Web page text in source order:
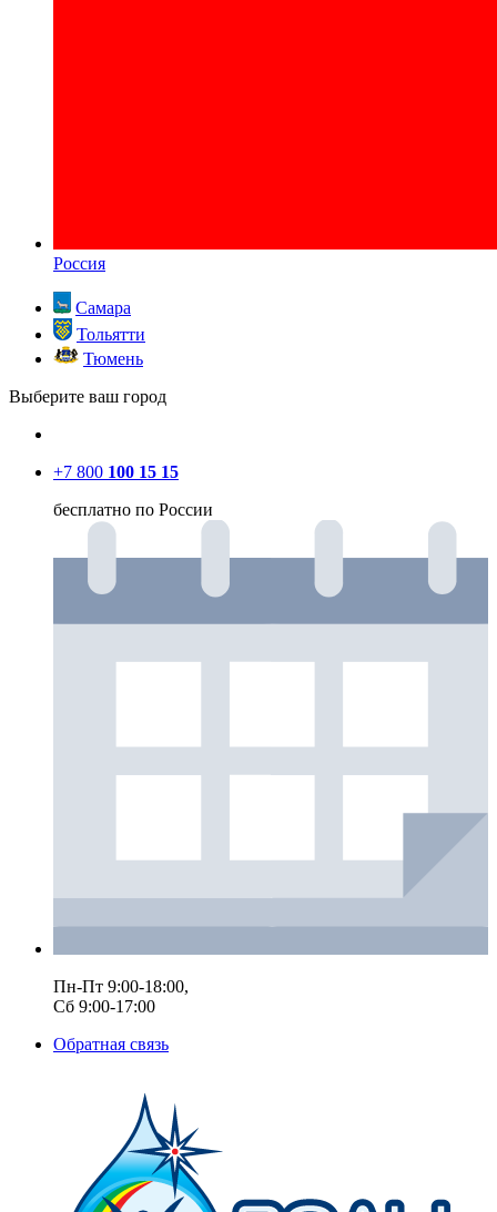
Россия
Самара
Тольятти
Тюмень
Выберите ваш город
+7 800 100 15 15
бесплатно по России
Пн-Пт 9:00-18:00,
Сб 9:00-17:00
Обратная связь